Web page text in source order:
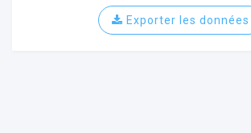
Exporter les données